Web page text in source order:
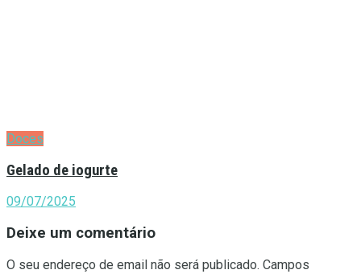
Doces
Gelado de iogurte
09/07/2025
Deixe um comentário
O seu endereço de email não será publicado. Campos